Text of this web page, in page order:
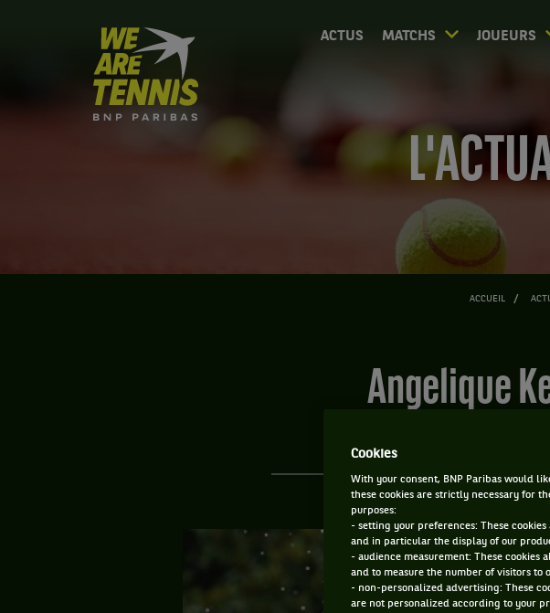
We
are
Tennis
by
BNP
ACTUS MATCHS JOUEURS
ACCUEIL
Angelique
Cookies
With your consent, BNP Paribas would
these cookies are strictly necessary for
purposes:
- setting your preferences: These
and in particular the display of our
- audience measurement: These cookies
and to measure the number of visitors to
- non-personalized advertising: These
are not personalized according to your